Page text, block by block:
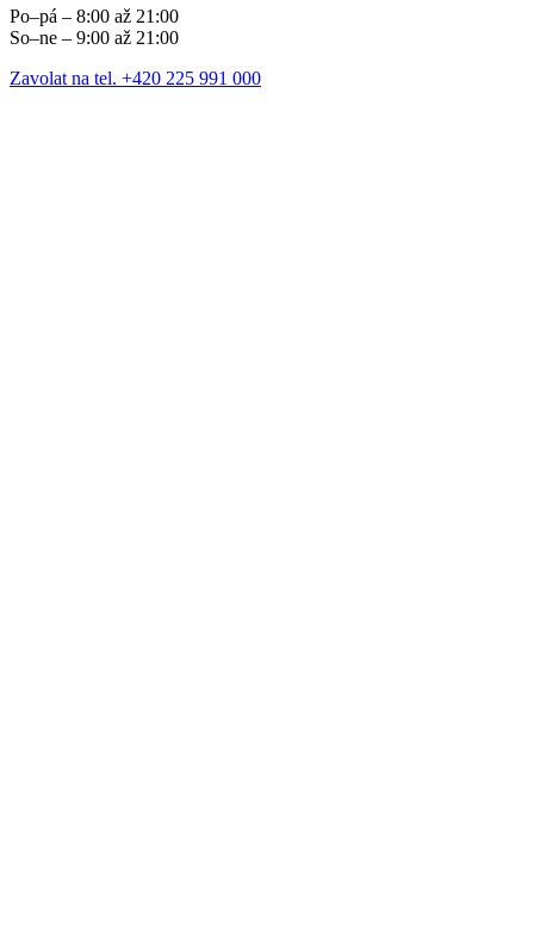
Po–pá – 8:00 až 21:00
So–ne – 9:00 až 21:00
Zavolat na tel. +420 225 991 000